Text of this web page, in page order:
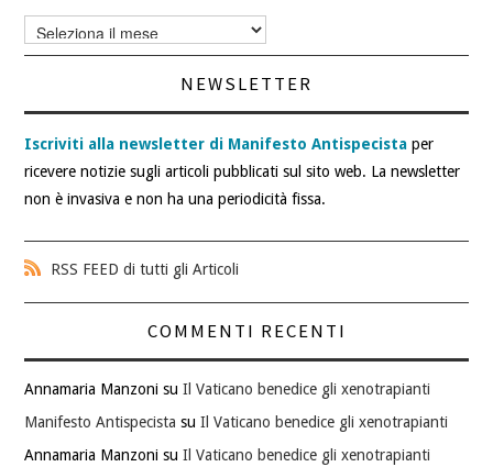
Archivi
articoli
NEWSLETTER
Iscriviti alla newsletter di Manifesto Antispecista per
ricevere notizie sugli articoli pubblicati sul sito web. La newsletter
non è invasiva e non ha una periodicità fissa.
RSS FEED di tutti gli Articoli
COMMENTI RECENTI
Annamaria Manzoni suIl Vaticano benedice gli xenotrapianti
Manifesto Antispecista suIl Vaticano benedice gli xenotrapianti
Annamaria Manzoni suIl Vaticano benedice gli xenotrapianti